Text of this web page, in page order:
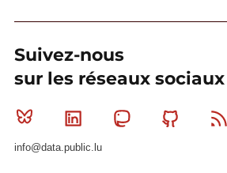
Suivez-nous
sur les réseaux sociaux
Bluesky Linkedin MastodonGithub
info@data.public.lu